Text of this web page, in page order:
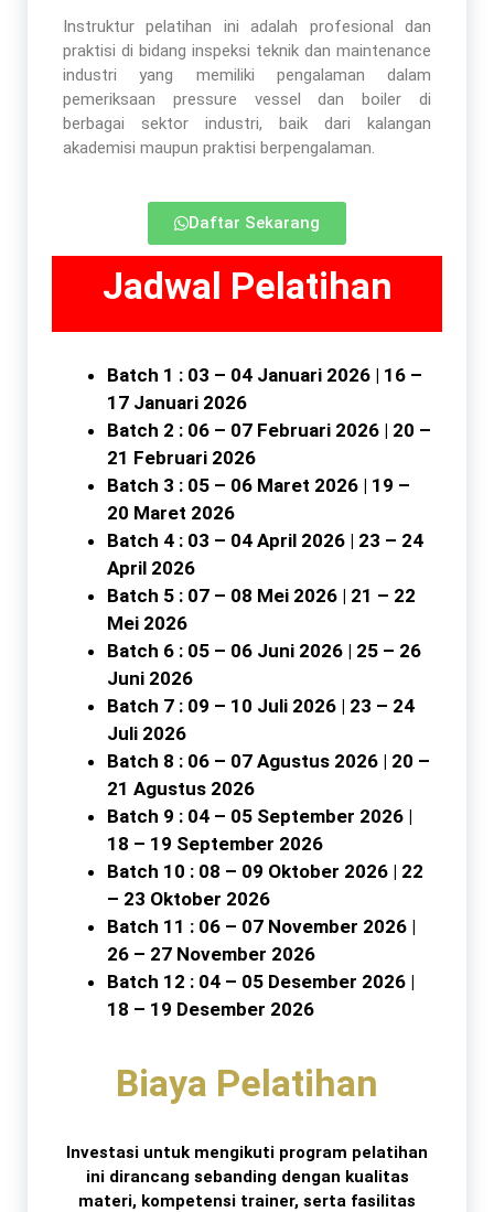
Instruktur pelatihan ini adalah profesional dan
praktisi di bidang inspeksi teknik dan maintenance
industri yang memiliki pengalaman dalam
pemeriksaan pressure vessel dan boiler di
berbagai sektor industri, baik dari kalangan
akademisi maupun praktisi berpengalaman.
Daftar Sekarang
Jadwal Pelatihan
Batch 1 : 03 – 04 Januari 2026 | 16 –
17 Januari 2026
Batch 2 : 06 – 07 Februari 2026 | 20 –
21 Februari 2026
Batch 3 : 05 – 06 Maret 2026 | 19 –
20 Maret 2026
Batch 4 : 03 – 04 April 2026 | 23 – 24
April 2026
Batch 5 : 07 – 08 Mei 2026 | 21 – 22
Mei 2026
Batch 6 : 05 – 06 Juni 2026 | 25 – 26
Juni 2026
Batch 7 : 09 – 10 Juli 2026 | 23 – 24
Juli 2026
Batch 8 : 06 – 07 Agustus 2026 | 20 –
21 Agustus 2026
Batch 9 : 04 – 05 September 2026 |
18 – 19 September 2026
Batch 10 : 08 – 09 Oktober 2026 | 22
– 23 Oktober 2026
Batch 11 : 06 – 07 November 2026 |
26 – 27 November 2026
Batch 12 : 04 – 05 Desember 2026 |
18 – 19 Desember 2026
Biaya Pelatihan
Investasi untuk mengikuti program pelatihan
ini dirancang sebanding dengan kualitas
materi, kompetensi trainer, serta fasilitas